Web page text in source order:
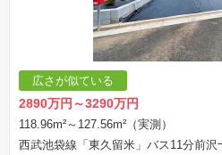
広さが似ている
2890万円～3290万円
118.96m²～127.56m²（実測）
西武池袋線「東久留米」バス11分前沢